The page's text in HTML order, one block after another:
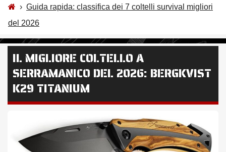
› Guida rapida: classifica dei 7 coltelli survival migliori
del 2026
IL MIGLIORE COLTELLO A
SERRAMANICO DEL 2026: BERGKVIST
K29 TITANIUM